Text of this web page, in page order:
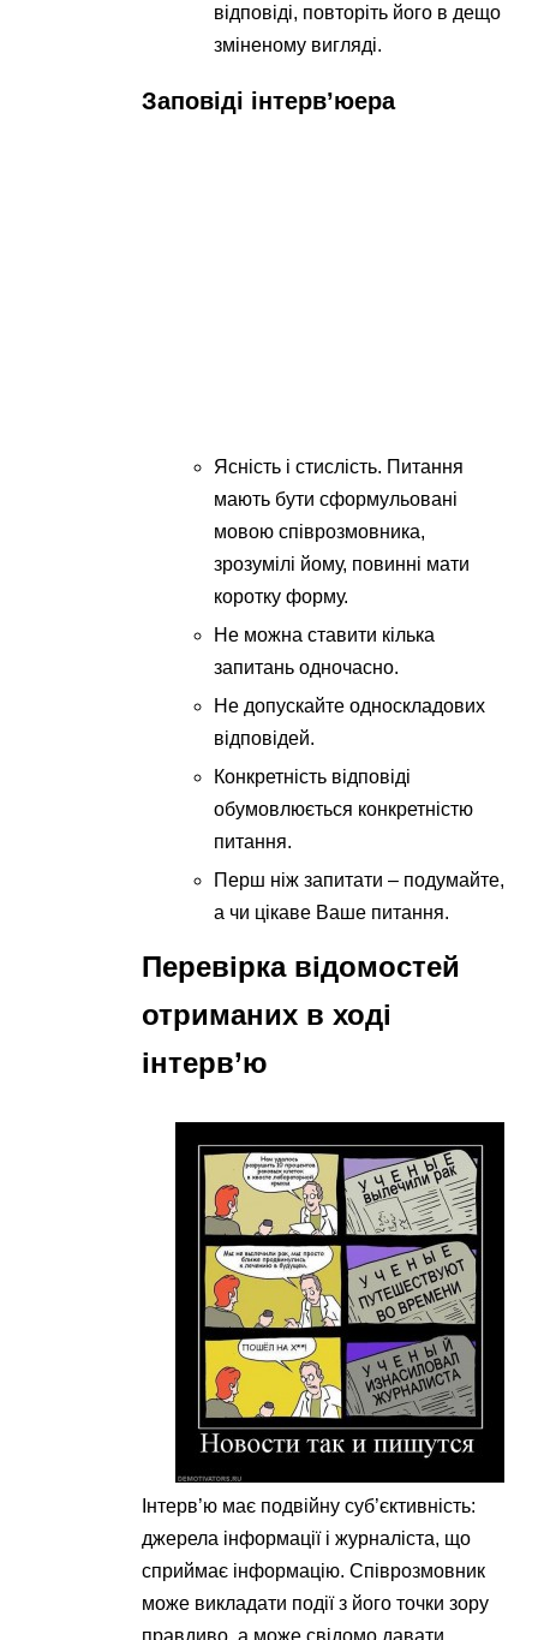
відповіді, повторіть його в дещо
зміненому вигляді.
Заповіді інтерв’юера
Ясність і стислість. Питання
мають бути сформульовані
мовою співрозмовника,
зрозумілі йому, повинні мати
коротку форму.
Не можна ставити кілька
запитань одночасно.
Не допускайте односкладових
відповідей.
Конкретність відповіді
обумовлюється конкретністю
питання.
Перш ніж запитати – подумайте,
а чи цікаве Ваше питання.
Перевірка відомостей
отриманих в ході
інтерв’ю
Інтерв’ю має подвійну суб’єктивність:
джерела інформації і журналіста, що
сприймає інформацію. Співрозмовник
може викладати події з його точки зору
правдиво, а може свідомо давати